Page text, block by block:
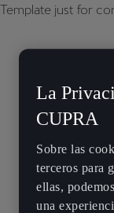
Template just for
La
CUPRA
Sobre las
terceros para
ellas,
una